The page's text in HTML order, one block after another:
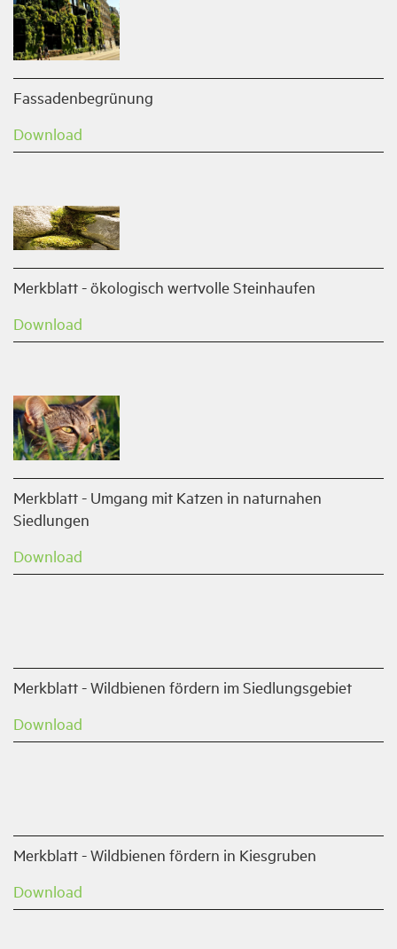
Fassadenbegrünung
Download
Merkblatt - ökologisch wertvolle Steinhaufen
Download
Merkblatt - Umgang mit Katzen in naturnahen
Siedlungen
Download
Merkblatt - Wildbienen fördern im Siedlungsgebiet
Download
Merkblatt - Wildbienen fördern in Kiesgruben
Download